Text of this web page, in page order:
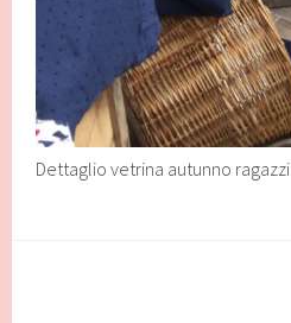
Dettaglio vetrina autunno ragazzi